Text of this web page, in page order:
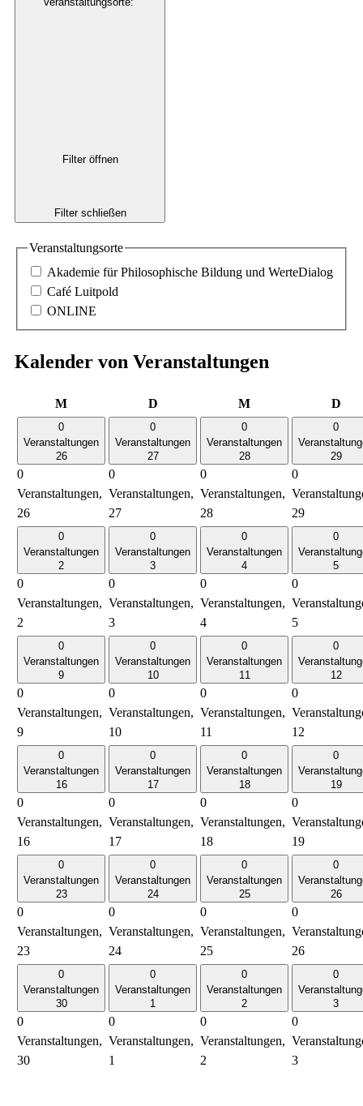
Filter öffnen
Filter schließen
Veranstaltungsorte
Akademie für Philosophische Bildung und WerteDialog
Café Luitpold
ONLINE
Kalender von Veranstaltungen
MMontag DDienstag MMittwoch D
0
Veranstaltungen
26
0
Veranstaltungen,
26
0
Veranstaltungen
27
0
Veranstaltungen,
27
0
Veranstaltungen
28
0
Veranstaltungen,
28
0
29
0
29
0
Veranstaltungen
2
0
Veranstaltungen,
2
0
Veranstaltungen
3
0
Veranstaltungen,
3
0
Veranstaltungen
4
0
Veranstaltungen,
4
0
5
0
5
0
Veranstaltungen
9
0
Veranstaltungen,
9
0
Veranstaltungen
10
0
Veranstaltungen,
10
0
Veranstaltungen
11
0
Veranstaltungen,
11
0
12
0
12
0
Veranstaltungen
16
0
Veranstaltungen,
16
0
Veranstaltungen
17
0
Veranstaltungen,
17
0
Veranstaltungen
18
0
Veranstaltungen,
18
0
19
0
19
0
Veranstaltungen
23
0
Veranstaltungen,
23
0
Veranstaltungen
24
0
Veranstaltungen,
24
0
Veranstaltungen
25
0
Veranstaltungen,
25
0
26
0
26
0
Veranstaltungen
30
0
Veranstaltungen,
30
0
Veranstaltungen
1
0
Veranstaltungen,
1
0
Veranstaltungen
2
0
Veranstaltungen,
2
0
3
0
3